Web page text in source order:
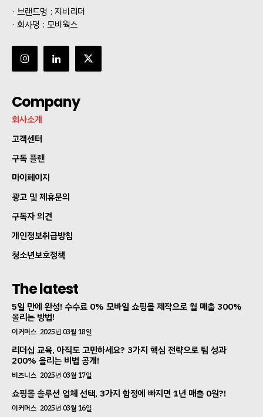
구독자 의견
청소년보호정책
· 브랜드명 : 지비리더
· 회사명 : 모비웍스
Company
회사소개
고객센터
구독 플랜
마이페이지
광고 및 제휴문의
구독자 의견
개인정보취급방침
청소년보호정책
The latest
5일 만에 완성! 수수료 0% 모바일 쇼핑몰 제작으로 월 매출 300%
올리는 방법!
이커머스 2025년 03월 18일
리더십 교육, 아직도 고민하세요? 3가지 핵심 전략으로 팀 성과
200% 올리는 비법 공개!
비즈니스 2025년 03월 17일
쇼핑몰 솔루션 업체 선택, 3가지 함정에 빠지면 1년 매출 0원?!
이커머스 2025년 03월 16일